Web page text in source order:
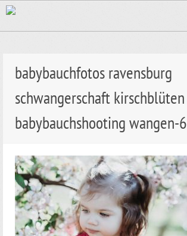
babybauchfotos ravensburg
schwangerschaft kirschblüten
babybauchshooting wangen-6